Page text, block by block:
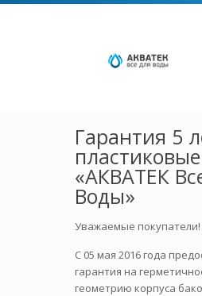
Гарантия 5
«АКВАТЕК
Воды»
Уважаемые покупатели!
С 05 мая 2016 года
гарантия на
геометрию корпуса